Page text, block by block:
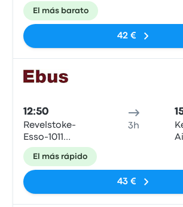
Victoria Rd
El más barato
42 €
12:50
Revelstoke-
Esso-1011
Victoria Rd
3h
El más rápido
43 €